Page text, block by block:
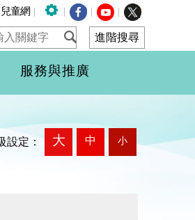
兒童網 | | | |
服務與推廣
設定： 大 中 小